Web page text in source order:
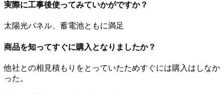
実際に工事後使ってみていかがですか？
太陽光パネル、蓄電池ともに満足
商品を知ってすぐに購入となりましたか？
他社との相見積もりをとっていたためすぐには購入はしなか
った。